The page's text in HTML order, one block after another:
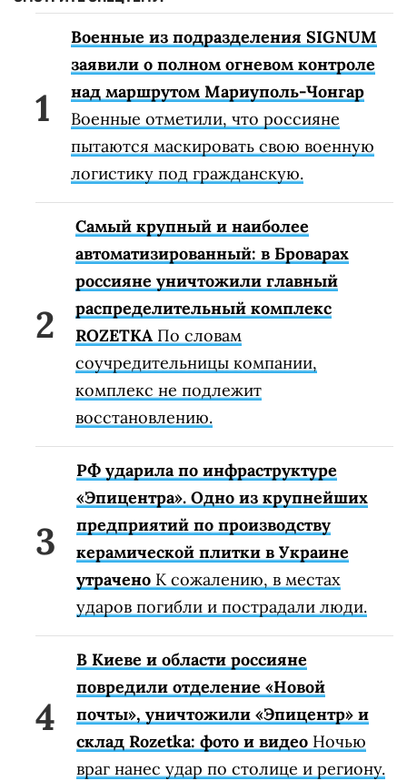
Военные из подразделения SIGNUM
заявили о полном огневом контроле
над маршрутом Мариуполь-Чонгар
Военные отметили, что россияне
пытаются маскировать свою военную
логистику под гражданскую.
Самый крупный и наиболее
автоматизированный: в Броварах
россияне уничтожили главный
распределительный комплекс
ROZETKA По словам
соучредительницы компании,
комплекс не подлежит
восстановлению.
РФ ударила по инфраструктуре
«Эпицентра». Одно из крупнейших
предприятий по производству
керамической плитки в Украине
утрачено К сожалению, в местах
ударов погибли и пострадали люди.
В Киеве и области россияне
повредили отделение «Новой
почты», уничтожили «Эпицентр» и
склад Rozetka: фото и видео Ночью
враг нанес удар по столице и региону.